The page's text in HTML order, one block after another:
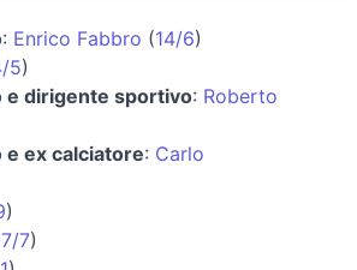
: Enrico Fabbro (14/6)
5)
e dirigente sportivo: Roberto
e ex calciatore: Carlo
)
7)